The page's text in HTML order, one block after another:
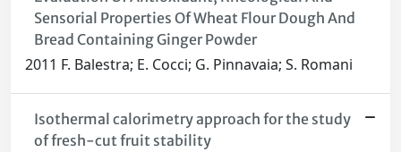
Sensorial Properties Of Wheat Flour Dough And
Bread Containing Ginger Powder
2011 F. Balestra; E. Cocci; G. Pinnavaia; S. Romani
Isothermal calorimetry approach for the study
of fresh-cut fruit stability